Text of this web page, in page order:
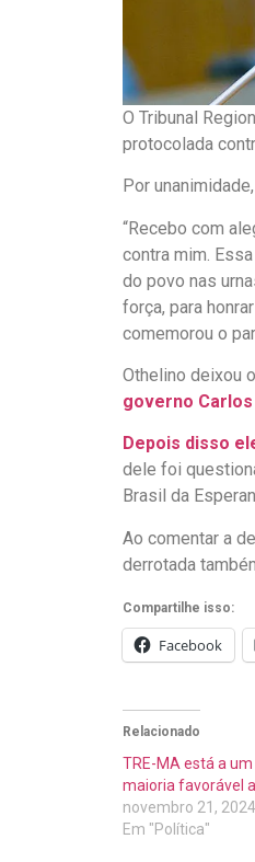
O Tribunal
protocolada
Por
“Recebo com
contra mim.
do povo nas
força, para
comemorou o
Othelino deixou
governo
Depois disso
dele foi
Brasil da
Ao comentar a
derrotada
Compartilhe isso:
Facebook
Relacionado
TRE-MA está a
maioria favorável
novembro 21, 2024
Em "Política"